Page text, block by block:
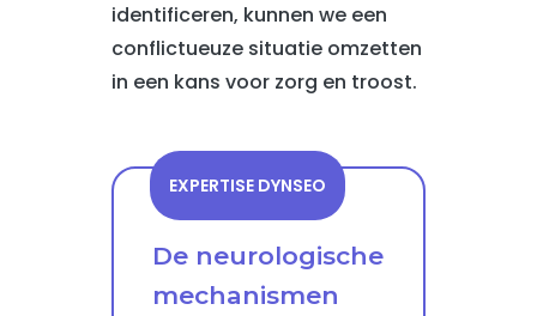
identificeren, kunnen we een
conflictueuze situatie omzetten
in een kans voor zorg en troost.
EXPERTISE DYNSEO
De neurologische
mechanismen